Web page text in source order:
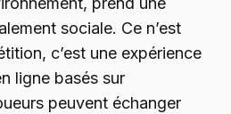
sociale. Ce n’est
c’est une expérience
ligne basés sur
peuvent échanger